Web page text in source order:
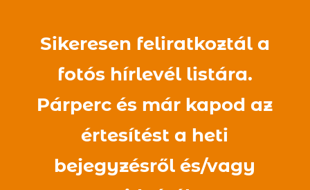
Sikeresen feliratkoztál a
fotós hírlevél listára.
Párperc és már kapod az
értesítést a heti
bejegyzésrőlés/vagy